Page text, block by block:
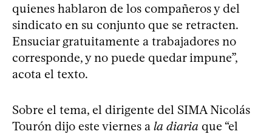
quienes hablaron de los compañeros y del
sindicato en su conjunto que se retracten.
Ensuciar gratuitamente a trabajadores no
corresponde, y no puede quedar impune”,
acota el texto.
Sobre el tema, el dirigente del SIMA Nicolás
Tourón dijo este viernes a la diaria que “el